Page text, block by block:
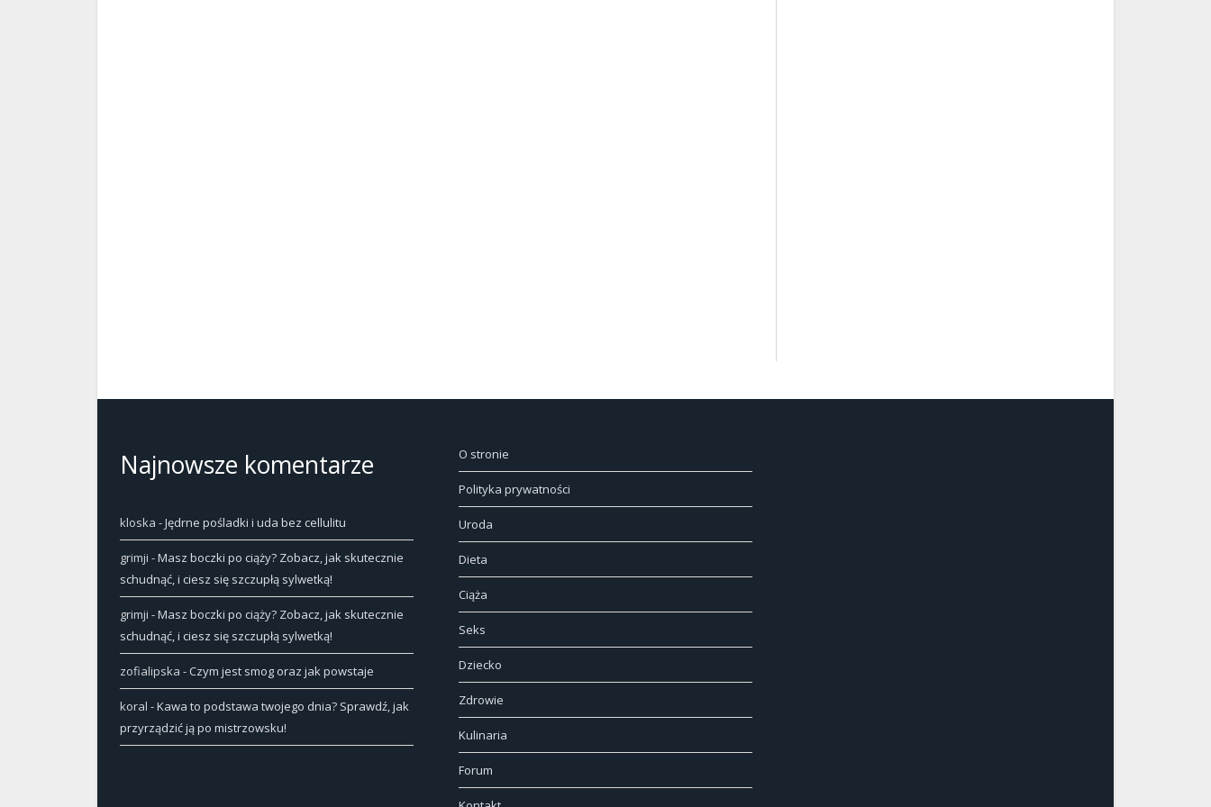
Najnowsze komentarze
kloska -Jędrne pośladki i uda bez cellulitu
grimji -Masz boczki po ciąży? Zobacz, jak skutecznie
schudnąć, i ciesz się szczupłą sylwetką!
grimji -Masz boczki po ciąży? Zobacz, jak skutecznie
schudnąć, i ciesz się szczupłą sylwetką!
zofialipska -Czym jest smog oraz jak powstaje
koral -Kawa to podstawa twojego dnia? Sprawdź, jak
przyrządzić ją po mistrzowsku!
O stronie
Polityka prywatności
Uroda
Dieta
Ciąża
Seks
Dziecko
Zdrowie
Kulinaria
Forum